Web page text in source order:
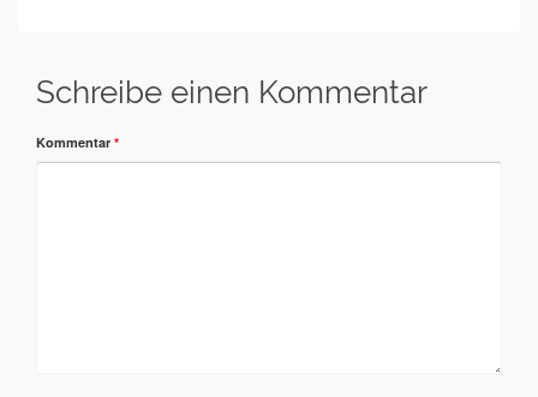
Schreibe einen Kommentar
Kommentar *